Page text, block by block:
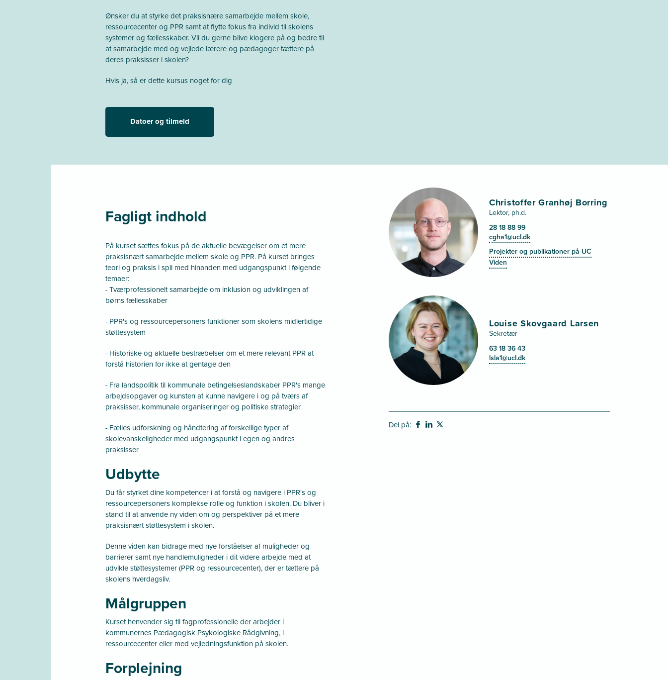
Ønsker du at styrke det praksisnære samarbejde mellem skole,
ressourcecenter og PPR samt at flytte fokus fra individ til skolens
systemer og fællesskaber. Vil du gerne blive klogere på og bedre til
at samarbejde med og vejlede lærere og pædagoger tættere på
deres praksisser i skolen?
Hvis ja, så er dette kursus noget for dig
Datoer og tilmeld
Fagligt indhold
På kurset sættes fokus på de aktuelle bevægelser om et mere
praksisnært samarbejde mellem skole og PPR. På kurset bringes
teori og praksis i spil med hinanden med udgangspunkt i følgende
temaer:
- Tværprofessionelt samarbejde om inklusion og udviklingen af
børns fællesskaber
- PPR's og ressourcepersoners funktioner som skolens midlertidige
støttesystem
- Historiske og aktuelle bestræbelser om et mere relevant PPR at
forstå historien for ikke at gentage den
- Fra landspolitik til kommunale betingelseslandskaber PPR's mange
arbejdsopgaver og kunsten at kunne navigere i og på tværs af
praksisser, kommunale organiseringer og politiske strategier
- Fælles udforskning og håndtering af forskellige typer af
skolevanskeligheder med udgangspunkt i egen og andres
praksisser
Udbytte
Du får styrket dine kompetencer i at forstå og navigere i PPR's og
ressourcepersoners komplekse rolle og funktion i skolen. Du bliver i
stand til at anvende ny viden om og perspektiver på et mere
praksisnært støttesystem i skolen.
Denne viden kan bidrage med nye forståelser af muligheder og
barrierer samt nye handlemuligheder i dit videre arbejde med at
udvikle støttesystemer (PPR og ressourcecenter), der er tættere på
skolens hverdagsliv.
Målgruppen
Kurset henvender sig til fagprofessionelle der arbejder i
kommunernes Pædagogisk Psykologiske Rådgivning, i
ressourcecenter eller med vejledningsfunktion på skolen.
Forplejning
Christoffer Granhøj Borring
Lektor, ph.d.
28 18 88 99
cgha1@ucl.dk
Projekter og publikationer på UC
Viden
Louise Skovgaard Larsen
Sekretær
63 18 36 43
lsla1@ucl.dk
Del på: